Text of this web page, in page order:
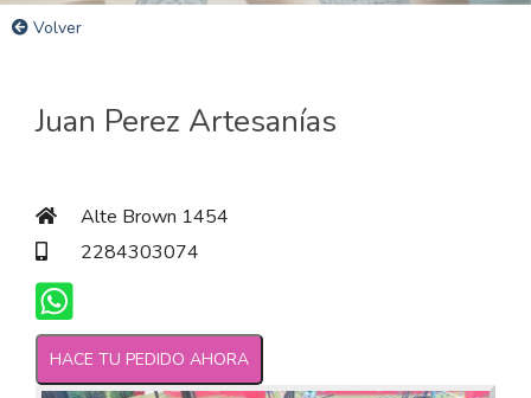
Volver
Juan Perez Artesanías
Alte Brown 1454
2284303074
HACE TU PEDIDO AHORA